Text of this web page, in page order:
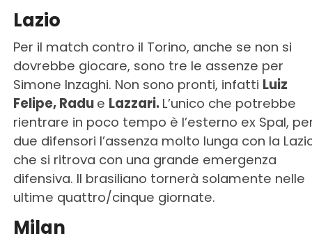
Lazio
Per il match contro il Torino, anche se non si
dovrebbe giocare, sono tre le assenze per
Simone Inzaghi. Non sono pronti, infatti Luiz
Felipe, Radu e Lazzari. L’unico che potrebbe
rientrare in poco tempo è l’esterno ex Spal,
due difensori l’assenza molto lunga con la
che si ritrova con una grande emergenza
difensiva. Il brasiliano tornerà solamente nelle
ultime quattro/cinque giornate.
Milan